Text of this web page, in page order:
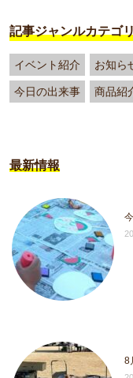
記事ジャンルカテゴ
イベント紹介 お知ら
今日の出来事 商品紹
最新情報
8